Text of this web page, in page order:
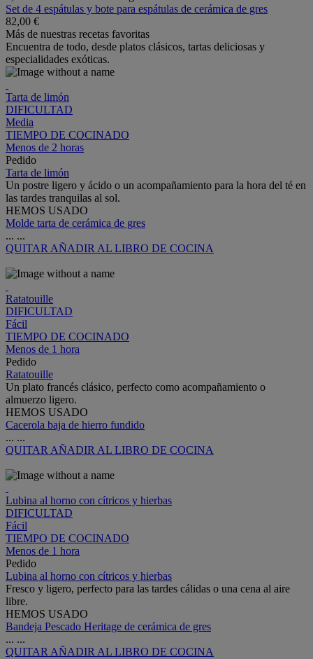
Set de 4 espátulas y bote para espátulas de cerámica de gres
82,00 €
Más de nuestras recetas favoritas
Encuentra de todo, desde platos clásicos, tartas deliciosas y
especialidades exóticas.
Tarta de limón
DIFICULTAD
Media
TIEMPO DE COCINADO
Menos de 2 horas
Pedido
Tarta de limón
Un postre ligero y ácido o un acompañamiento para la hora del té en
las tardes tranquilas al sol.
HEMOS USADO
Molde tarta de cerámica de gres
... ...
QUITAR AÑADIR AL LIBRO DE COCINA
Ratatouille
DIFICULTAD
Fácil
TIEMPO DE COCINADO
Menos de 1 hora
Pedido
Ratatouille
Un plato francés clásico, perfecto como acompañamiento o
almuerzo ligero.
HEMOS USADO
Cacerola baja de hierro fundido
... ...
QUITAR AÑADIR AL LIBRO DE COCINA
Lubina al horno con cítricos y hierbas
DIFICULTAD
Fácil
TIEMPO DE COCINADO
Menos de 1 hora
Pedido
Lubina al horno con cítricos y hierbas
Fresco y ligero, perfecto para las tardes cálidas o una cena al aire
libre.
HEMOS USADO
Bandeja Pescado Heritage de cerámica de gres
... ...
QUITAR AÑADIR AL LIBRO DE COCINA